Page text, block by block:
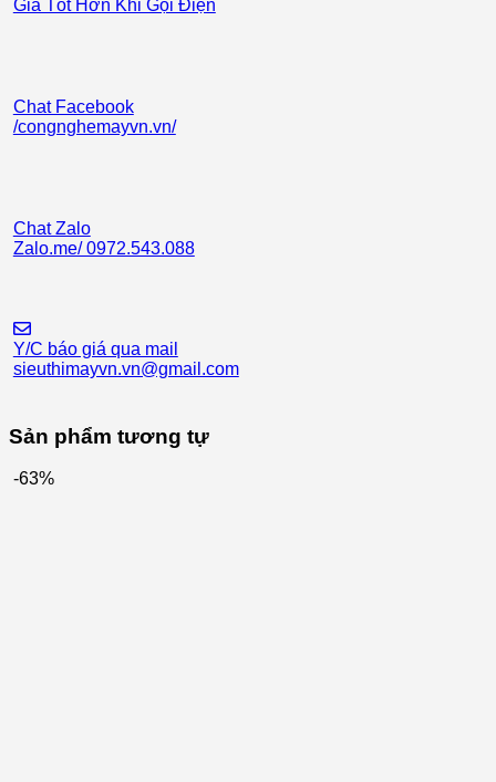
Giá Tốt Hơn Khi Gọi Điện
Chat Facebook
/congnghemayvn.vn/
Chat Zalo
Zalo.me/ 0972.543.088
Y/C báo giá qua mail
sieuthimayvn.vn@gmail.com
Sản phẩm tương tự
-63%